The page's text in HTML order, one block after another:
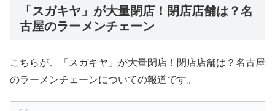
「スガキヤ」が大量閉店！閉店店舗は？名
古屋のラーメンチェーン
こちらが、「スガキヤ」が大量閉店！閉店店舗は？名古屋
のラーメンチェーンについての報道です。